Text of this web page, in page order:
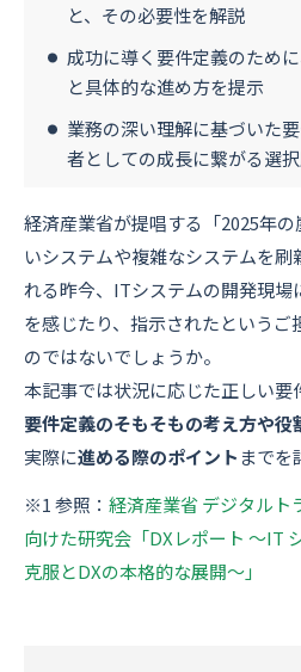
と、その必要性を解説
成功に導く要件定義のため
と具体的な進め方を提示
業務の深い理解に基づいた
者としての成長に繋がる選
経済産業省が提唱する「2025年
いシステムや複雑なシステムを
れる昨今、ITシステムの開発現場
を感じたり、指示されたというご
のではないでしょうか。
本記事では状況に応じた正しい要
要件定義のそもそもの考え方や役
実際に進める際のポイント までを
※1 参照： 経済産業省 デジタルト
向けた研究会「DXレポート ～IT
克服とDXの本格的な展開～」